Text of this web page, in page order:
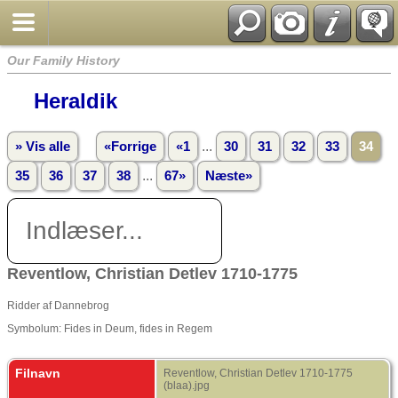
Our Family History
Heraldik
» Vis alle «Forrige «1 ... 30 31 32 33 34
35 36 37 38 ... 67» Næste»
Indlæser...
Reventlow, Christian Detlev 1710-1775
Ridder af Dannebrog
Symbolum: Fides in Deum, fides in Regem
Filnavn
Reventlow, Christian Detlev 1710-1775
(blaa).jpg